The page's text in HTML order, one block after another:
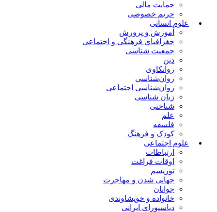
حمایت مالی
حریم خصوصی
علوم انسانی
آموزش و پرورش
جغرافیای فرهنگی و اجتماعی
جمعیت شناسی
دین
روانکاوی
روان‌شناسی
روان‌شناسی اجتماعی
زبان شناسی
شناختی
علم
فلسفه
کودک و فرهنگ
علوم اجتماعی
ارتباطات
اوقات فراغت
توریسم
جهانی شدن و مهاجرت
جوانان
خانواده و خویشاوندی
دیاسپورای ایرانی